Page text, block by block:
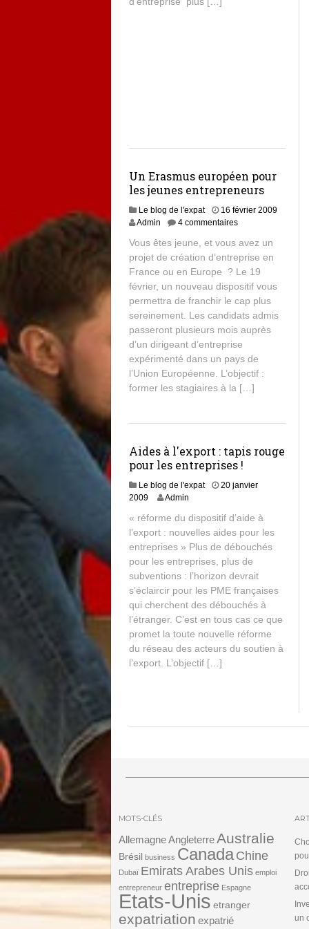
Un Erasmus européen pour
les jeunes entrepreneurs
Le blog de l'expat
16 février 2009
Admin
4 commentaires
Vous êtes jeune, et vous avez un
projet de création d’entreprise en
France ou en Europe ? Le 19
février, un nouveau dispositif vous
permettra de franchir le cap plus
sereinement. Les candidats admis
passeront plusieurs mois auprès
d’un dirigeant d’entreprise
expérimenté dans un pays de
l’Union Européenne. L’objectif :
former les stagiaires à la […]
Aides à l'export : tapis rouge
pour les entreprises !
Le blog de l'expat
20 janvier
2009
Admin
« réforme du dispositif d’aide à
l’export : nouvelles aides pour les
entreprises » Plus de débouchés
pour les entreprises, plus de
subventions : l’horizon devrait
s’éclaircir pour les PME françaises
qui cherchent des débouchés à
l’étranger. C’est en tous cas ce que
promet la toute nouvelle réforme
du réseau des acteurs du soutien à
l’export. L’objectif […]
MOTS-CLÉS
AllemagneAngleterre Australie
Brésil business CanadaChine
Dubaï Emirats Arabes Unis emploi
entrepreneur entreprise Espagne
Etats-Unis etranger
expatriation expatrié
un